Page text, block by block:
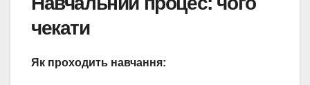
чекати
Як проходить навчання: